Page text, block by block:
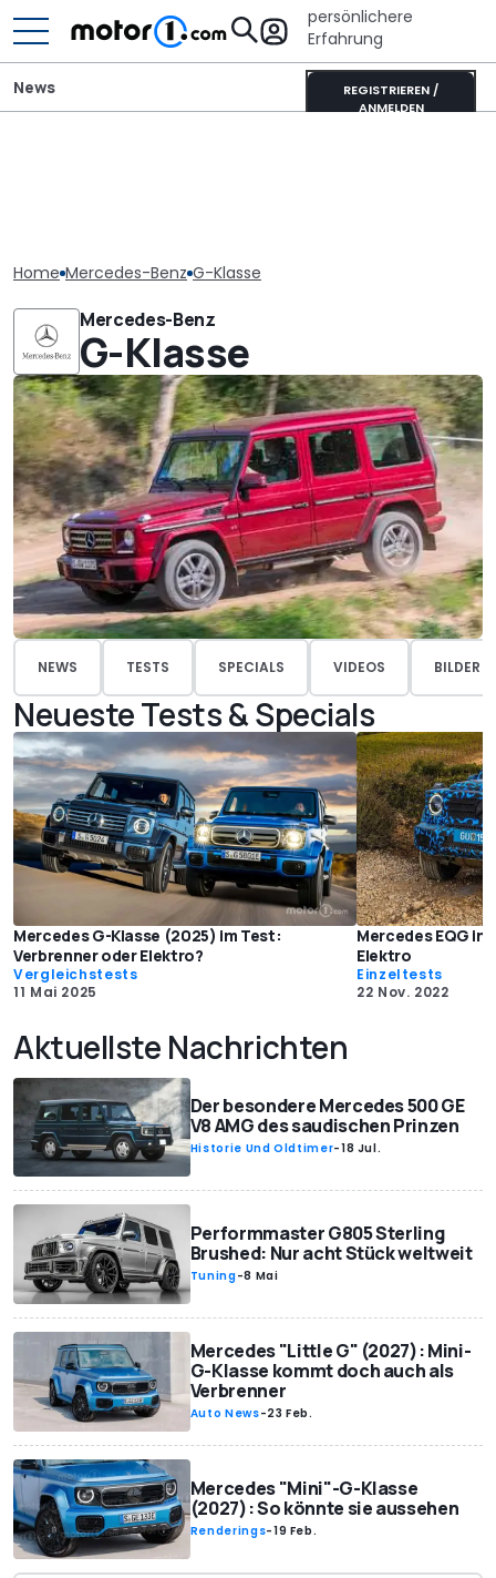
persönlichere
Erfahrung
REGISTRIEREN /
ANMELDEN
News
Home Mercedes-Benz G-Klasse
Mercedes-Benz
G-Klasse
NEWS TESTS SPECIALS VIDEOS BILDER
Neueste Tests & Specials
Mercedes G-Klasse (2025) im Test:
Verbrenner oder Elektro?
Vergleichstests
11 Mai 2025
Mercedes EQG
Elektro
Einzeltests
22 Nov. 2022
Aktuellste Nachrichten
Der besondere Mercedes 500 GE
V8 AMG des saudischen Prinzen
Historie Und Oldtimer-18 Jul.
Performmaster G805 Sterling
Brushed: Nur acht Stück weltweit
Tuning-8 Mai
Mercedes "Little G" (2027): Mini-
G-Klasse kommt doch auch als
Verbrenner
Auto News-23 Feb.
Mercedes "Mini"-G-Klasse
(2027): So könnte sie aussehen
Renderings-19 Feb.